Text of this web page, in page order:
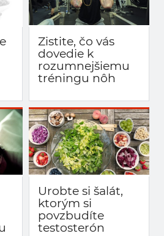
Zistite, čo vás
dovedie k
rozumnejšiemu
tréningu nôh
Urobte si šalát,
ktorým si
povzbudíte
testosterón